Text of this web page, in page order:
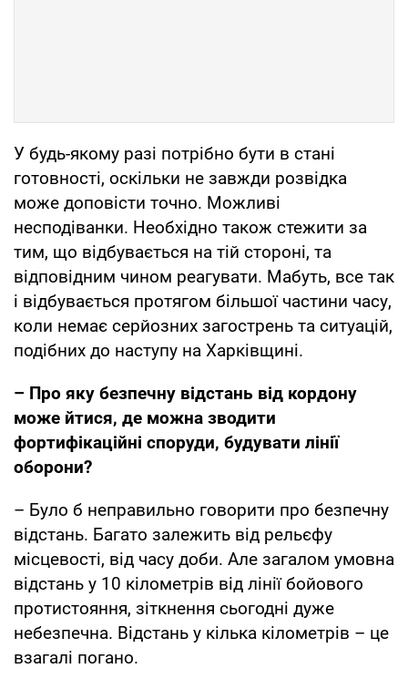
У будь-якому разі потрібно бути в стані
готовності, оскільки не завжди розвідка
може доповісти точно. Можливі
несподіванки. Необхідно також стежити за
тим, що відбувається на тій стороні, та
відповідним чином реагувати. Мабуть, все так
і відбувається протягом більшої частини часу,
коли немає серйозних загострень та ситуацій,
подібних до наступу на Харківщині.
– Про яку безпечну відстань від кордону
може йтися, де можна зводити
фортифікаційні споруди, будувати лінії
оборони?
– Було б неправильно говорити про безпечну
відстань. Багато залежить від рельєфу
місцевості, від часу доби. Але загалом умовна
відстань у 10 кілометрів від лінії бойового
протистояння, зіткнення сьогодні дуже
небезпечна. Відстань у кілька кілометрів – це
взагалі погано.